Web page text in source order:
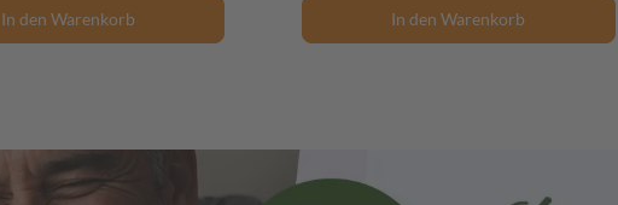
In den Warenkorb In den Warenkorb